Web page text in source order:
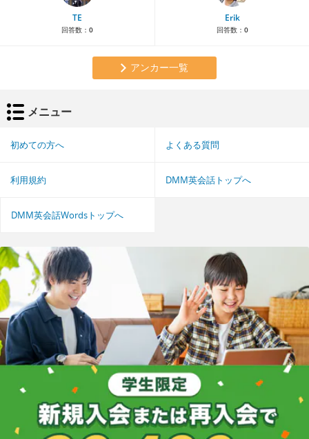
TE
回答数： 0
Erik
回答数： 0
アンカー一覧
メニュー
初めての方へ よくある質問
利用規約 DMM英会話トップへ
DMM英会話Wordsトップへ